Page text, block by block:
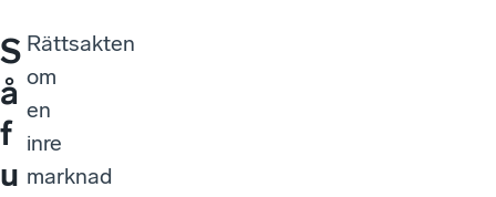
S
å
f
u
Rättsakten
om
en
inre
marknad